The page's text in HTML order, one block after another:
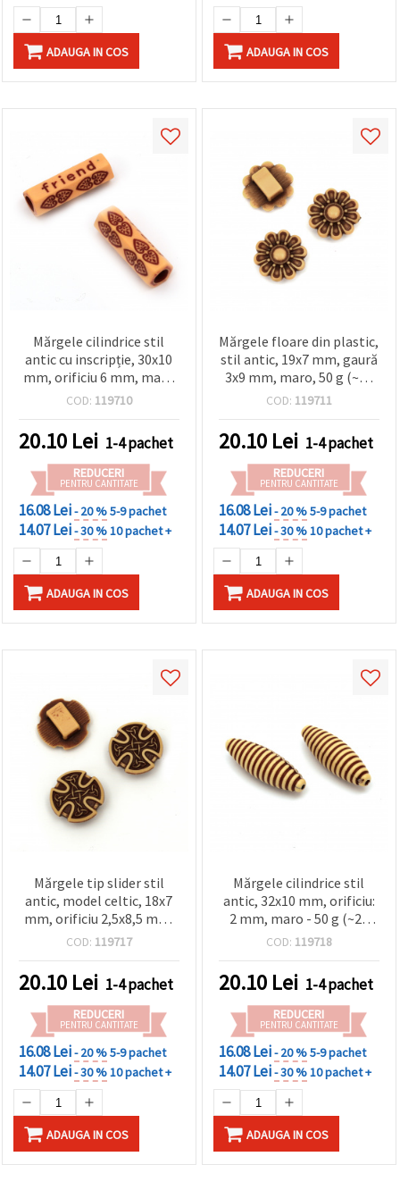
ADAUGA IN COS ADAUGA IN COS
Mărgele cilindrice stil
antic cu inscripție, 30x10
mm, orificiu 6 mm, maro
– 50 g (~29 buc.), pentru
COD: 119710
20.10 Lei 1-4 pachet
REDUCERI
PENTRU CANTITATE
16.08 Lei- 20 %5-9 pachet
14.07 Lei- 30 %10 pachet +
ADAUGA IN COS
Mărgele floare din plastic,
stil antic, 19x7 mm, gaură
3x9 mm, maro, 50 g (~67
buc.)
COD: 119711
20.10 Lei 1-4 pachet
REDUCERI
PENTRU CANTITATE
16.08 Lei- 20 %5-9 pachet
14.07 Lei- 30 %10 pachet +
ADAUGA IN COS
Mărgele tip slider stil
antic, model celtic, 18x7
mm, orificiu 2,5x8,5 mm,
maro - 50 g (~67 buc.)
COD: 119717
20.10 Lei 1-4 pachet
REDUCERI
PENTRU CANTITATE
16.08 Lei- 20 %5-9 pachet
14.07 Lei- 30 %10 pachet +
ADAUGA IN COS
Mărgele cilindrice stil
antic, 32x10 mm, orificiu:
2 mm, maro - 50 g (~24
buc.)
COD: 119718
20.10 Lei 1-4 pachet
REDUCERI
PENTRU CANTITATE
16.08 Lei- 20 %5-9 pachet
14.07 Lei- 30 %10 pachet +
ADAUGA IN COS